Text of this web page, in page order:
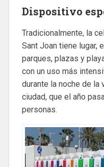
Dispositivo
Tradicionalmente, la
Sant Joan tiene lugar,
parques, plazas y
con un uso más
durante la noche de la
ciudad, que el año
personas.